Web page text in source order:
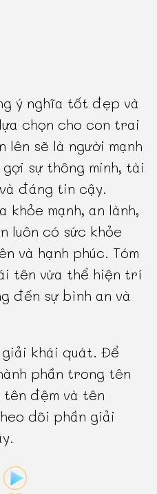
ý nghĩa tốt đẹp và
chọn cho con trai
lên sẽ là người mạnh
sự thông minh, tài
đáng tin cậy.
khỏe mạnh, an lành,
luôn có sức khỏe
và hạnh phúc. Tóm
tên vừa thể hiện trí
đến sự bình an và
khái quát. Để
phần trong tên
tên đệm và tên
dõi phần giải